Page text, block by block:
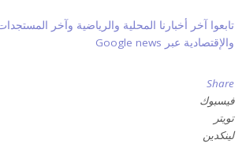
تابعوا آخر أخبارنا المحلية والرياضية وآخر
والإقتصادية عبر Google news
Share
فيسبوك
تويتر
لينكدين